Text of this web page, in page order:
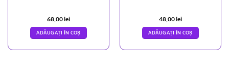
68,00lei
ADĂUGAȚI ÎN COȘ
48,00lei
ADĂUGAȚI ÎN COȘ